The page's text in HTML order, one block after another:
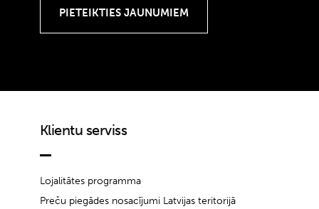
Klientu serviss
Lojalitātes programma
Preču piegādes nosacījumi Latvijas teritorijā